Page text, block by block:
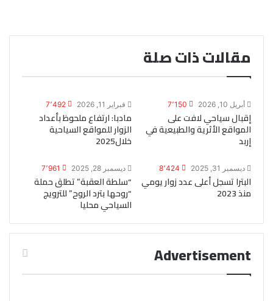
مقالات ذات صلة
أبريل 10, 2026 7٬150
إقبال سياحي لافت على
المواقع الأثرية والطبيعية في
إربد
فبراير 11, 2026 7٬492
مادبا: ارتفاع ملحوظ بأعداد
الزوار للمواقع السياحية
خلال2025
ديسمبر 31, 2025 8٬424
البترا تسجل أعلى عدد زوار يومي
منذ 2023
ديسمبر 28, 2025 7٬961
“سلطة العقبة” تطلق حملة
“روحها بترد الروح” للترويج
السياحي محليا
Advertisement